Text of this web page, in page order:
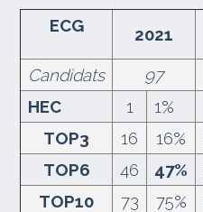
ECG 2021
Candidats 97
HEC
1 1%
TOP3
16 16%
TOP6
46 47%
TOP10
73 75%